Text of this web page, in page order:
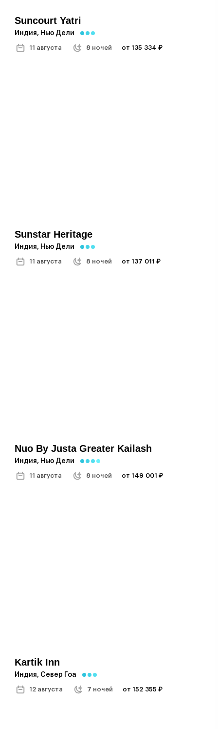
Suncourt Yatri
Индия, Нью Дели
11 августа 8 ночей от 135 334 ₽
Sunstar Heritage
Индия, Нью Дели
11 августа 8 ночей от 137 011 ₽
Nuo By Justa Greater Kailash
Индия, Нью Дели
11 августа 8 ночей от 149 001 ₽
Kartik Inn
Индия, Север Гоа
12 августа 7 ночей от 152 355 ₽